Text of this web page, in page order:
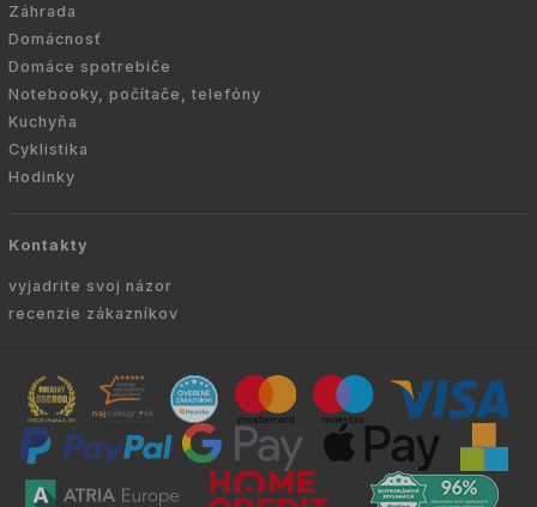
Záhrada
Domácnosť
Domáce spotrebiče
Notebooky, počítače, telefóny
Kuchyňa
Cyklistika
Hodinky
Kontakty
vyjadrite svoj názor
recenzie zákazníkov